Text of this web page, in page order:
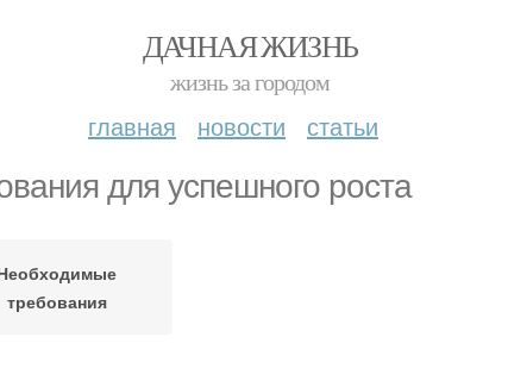
ДАЧНАЯ ЖИЗНЬ
жизнь за городом
главная новости статьи
для успешного роста
требования